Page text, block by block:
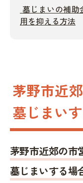
墓じまいの補助
用を抑える方法
茅野市近
墓じまい
茅野市近郊の市
墓じまいする場